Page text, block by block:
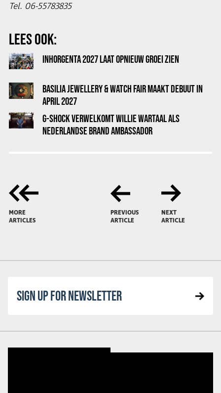
Tel. 06-55783835
LEES OOK:
INHORGENTA 2027 LAAT OPNIEUW GROEI ZIEN
BASILIA JEWELLERY & WATCH FAIR MAAKT DEBUUT IN
APRIL 2027
G-SHOCK VERWELKOMT WILLIE WARTAAL ALS
NEDERLANDSE BRAND AMBASSADOR
MORE
ARTICLES
PREVIOUS
ARTICLE
NEXT
ARTICLE
SIGN UP FOR NEWSLETTER